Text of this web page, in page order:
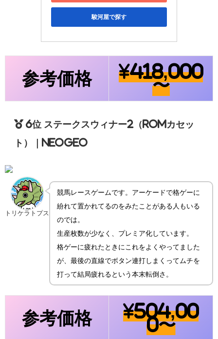
駿河屋で探す
参考価格 ¥418,000
〜
6位 ステークスウィナー2（ROMカセッ
ト）｜NEOGEO
トリケラトプス
競馬レースゲームです。アーケードで格ゲーに
紛れて置かれてるのをみたことがある人もいる
のでは。
生産枚数が少なく、プレミア化しています。
格ゲーに疲れたときにこれをよくやってました
が、最後の直線でボタン連打しまくってムチを
打って結局疲れるという本末転倒さ。
参考価格 ¥504,00
0〜